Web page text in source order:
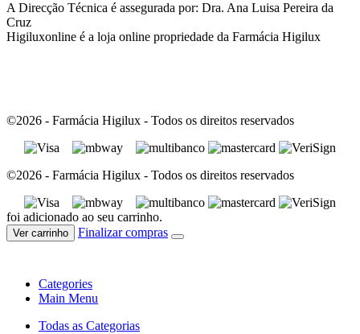
A Direcção Técnica é assegurada por: Dra. Ana Luisa Pereira da
Cruz
Higiluxonline é a loja online propriedade da Farmácia Higilux
©2026 - Farmácia Higilux - Todos os direitos reservados
©2026 - Farmácia Higilux - Todos os direitos reservados
foi adicionado ao seu carrinho.
Ver carrinho Finalizar compras
Categories
Main Menu
Todas as Categorias